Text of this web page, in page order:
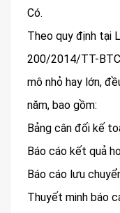
Có.
Theo quy định tại
200/2014/TT-
mô nhỏ hay lớn,
năm, bao gồm:
Bảng cân đối kế
Báo cáo kết quả
Báo cáo lưu
Thuyết minh báo